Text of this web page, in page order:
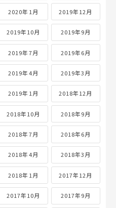
2020年1月 2019年12月
2019年10月 2019年9月
2019年7月 2019年6月
2019年4月 2019年3月
2019年1月 2018年12月
2018年10月 2018年9月
2018年7月 2018年6月
2018年4月 2018年3月
2018年1月 2017年12月
2017年10月 2017年9月